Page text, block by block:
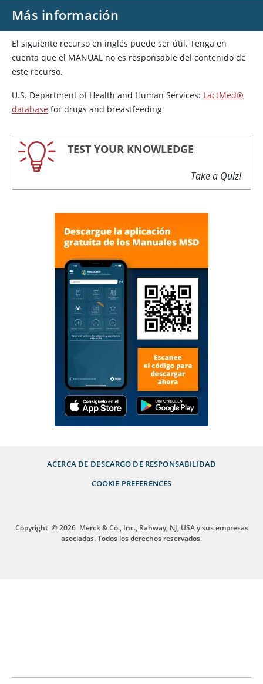
Más información
El siguiente recurso en inglés puede ser útil. Tenga en
cuenta que el MANUAL no es responsable del contenido de
este recurso.
U.S. Department of Health and Human Services: LactMed®
database for drugs and breastfeeding
TEST YOUR KNOWLEDGE
Take a Quiz!
ACERCA DE DESCARGO DE RESPONSABILIDAD
COOKIE PREFERENCES
Copyright © 2026 Merck & Co., Inc., Rahway, NJ, USA y sus empresas
asociadas. Todos los derechos reservados.